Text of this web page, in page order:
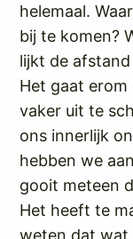
helemaal.
bij te komen?
lijkt de
Het gaat
vaker uit te
ons innerlijk
hebben we
gooit meteen
Het heeft te
weten dat wat